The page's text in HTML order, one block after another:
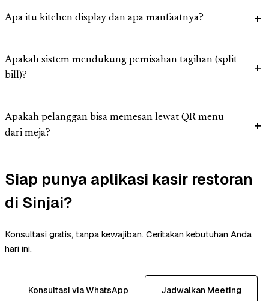
Apa itu kitchen display dan apa manfaatnya?
Apakah sistem mendukung pemisahan tagihan (split
bill)?
Apakah pelanggan bisa memesan lewat QR menu
dari meja?
Siap punya aplikasi kasir restoran
di Sinjai?
Konsultasi gratis, tanpa kewajiban. Ceritakan kebutuhan Anda
hari ini.
Konsultasi via WhatsApp Jadwalkan Meeting